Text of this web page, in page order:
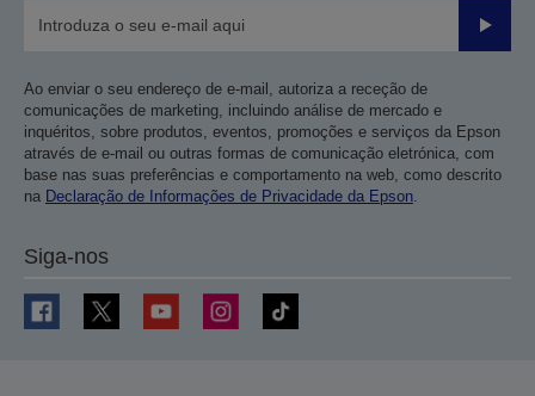
Enviar
Ao enviar o seu endereço de e-mail, autoriza a receção de
comunicações de marketing, incluindo análise de mercado e
inquéritos, sobre produtos, eventos, promoções e serviços da Epson
através de e-mail ou outras formas de comunicação eletrónica, com
base nas suas preferências e comportamento na web, como descrito
na Declaração de Informações de Privacidade da Epson
Siga-nos